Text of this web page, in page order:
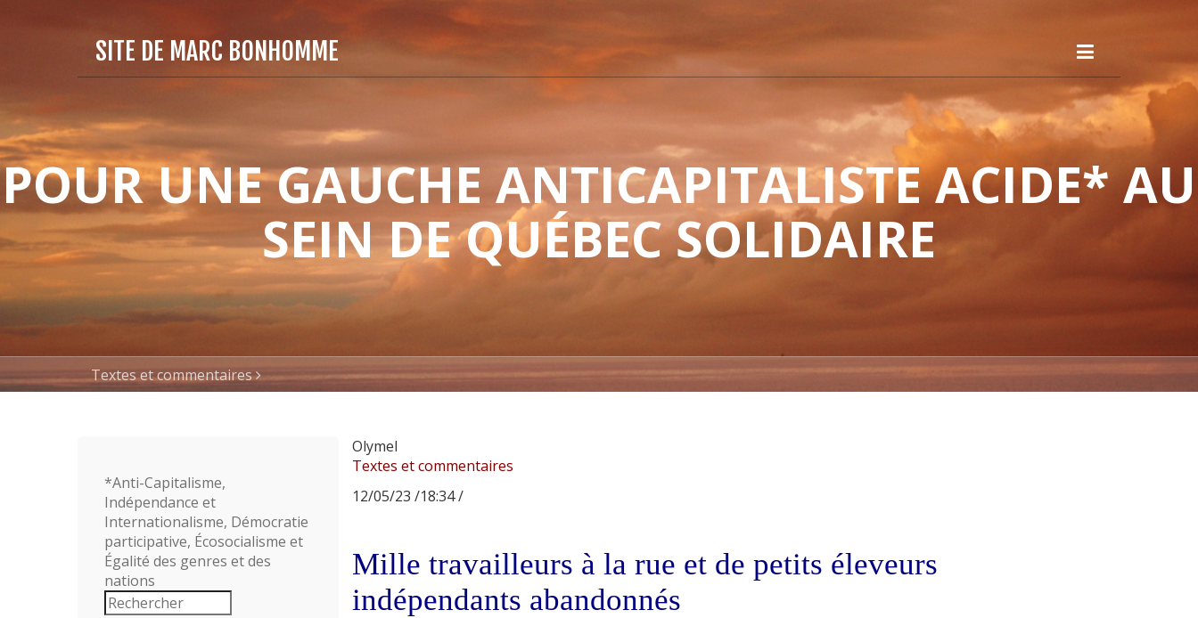
SITE DE MARC BONHOMME
POUR UNE GAUCHE ANTICAPITALISTE ACIDE* AU
SEIN DE QUÉBEC SOLIDAIRE
Textes et commentaires
Olymel
Textes et commentaires
12/05/23 /18:34 /
Mille travailleurs à la rue et de petits éleveurs
indépendants abandonnés
*Anti-Capitalisme,
Indépendance et
Internationalisme, Démocratie
participative, Écosocialisme et
Égalité des genres et des
nations